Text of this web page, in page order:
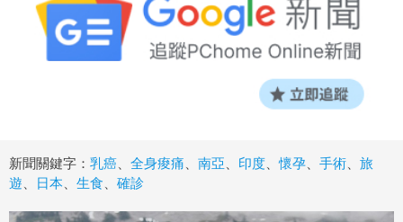
新聞關鍵字： 乳癌 全身痠痛 南亞 印度 、懷孕 手術
旅
遊
日本 生食 確診